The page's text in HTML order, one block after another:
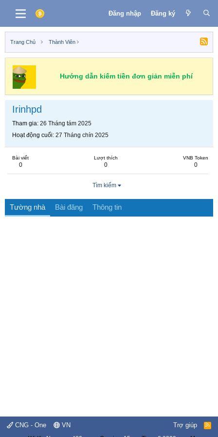
Đăng nhập Đăng ký
Trang Chủ Thành Viên
Hướng dẫn kiếm tiền đơn giản miễn phí
Irinhpd
Tham gia 26 Tháng tám 2025
Hoạt động cuối 27 Tháng chín 2025
Bài viết
0
Lượt thích
0
VNB Token
0
Tìm kiếm
Tường nhà Bài đăng Thông tin
CNG - One VN Trợ giúp
R